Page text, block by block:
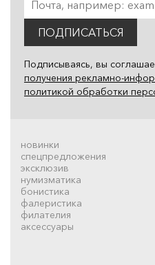
ПОДПИСАТЬСЯ
Подписываясь, вы
получения рекламно-
политикой обработки
новинки
спецпредложения
эксклюзив
нумизматика
бонистика
фалеристика
филателия
аксессуары